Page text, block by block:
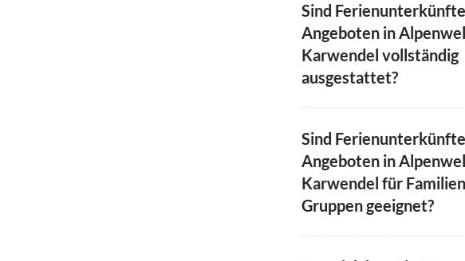
Sind
Angeboten in
Karwendel vollständig
ausgestattet?
Sind
Angeboten in
Karwendel für
Gruppen geeignet?